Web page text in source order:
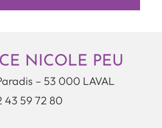
NICOLE PEU
– 53 000 LAVAL
43 59 72 80